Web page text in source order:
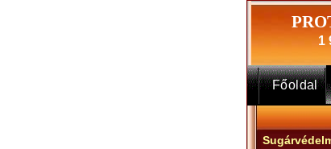
1
Főoldal